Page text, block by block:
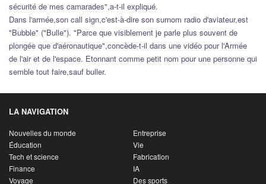
sécurité de mes camarades",a-t-il expliqué.
Dans l'armée,son call sign,c'est-à-dire son surnom radio d'aviateur,est
"Bubble" ("Bulle"). "Parce que visiblement je parle plus souvent de
plongée que d'aéronautique",concède-t-il dans une vidéo pour l'Armée
de l'air et de l'espace. Etonnant comme petit nom pour une personne qui
semble tout faire,sauf buller.
LA NAVIGATION
Nouvelles du monde
Entreprise
Éducation
Vie
Tech et science
Fabrication
Finance
IA
Voyage
Des sports